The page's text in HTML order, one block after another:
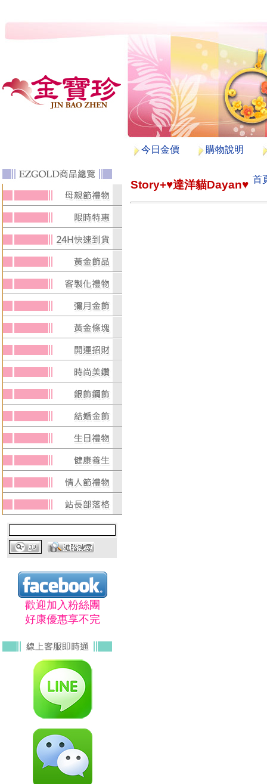
今日金價 購物說明
歡迎加入粉絲團
好康優惠享不完
Story+♥達洋貓Dayan♥ 首